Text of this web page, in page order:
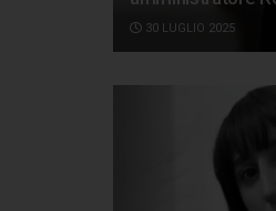
30 LUGLIO 2025